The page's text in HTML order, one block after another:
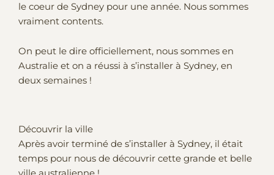
le coeur de Sydney pour une année. Nous sommes
vraiment contents.
On peut le dire officiellement, nous sommes en
Australie et on a réussi à s’installer à Sydney, en
deux semaines !
Découvrir la ville
Après avoir terminé de s’installer à Sydney, il était
temps pour nous de découvrir cette grande et belle